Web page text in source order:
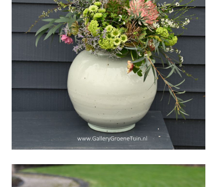
Geosmine